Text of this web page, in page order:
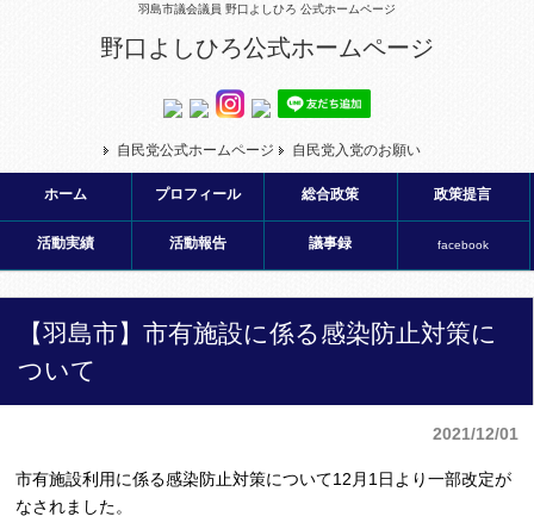
羽島市議会議員 野口よしひろ 公式ホームページ
野口よしひろ公式ホームページ
自民党公式ホームページ 自民党入党のお願い
ホーム プロフィール 総合政策 政策提言
活動実績 活動報告 議事録 facebook
【羽島市】市有施設に係る感染防止対策に
ついて
2021/12/01
市有施設利用に係る感染防止対策について12月1日より一部改定が
なされました。